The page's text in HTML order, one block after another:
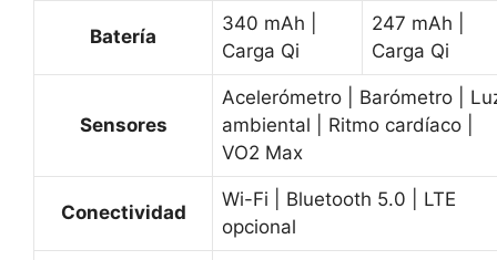
Batería
340 mAh |
Carga Qi
247 mAh |
Carga Qi
Sensores
Acelerómetro | Barómetro |
ambiental | Ritmo cardíaco |
VO2 Max
Conectividad
Wi-Fi | Bluetooth 5.0 | LTE
opcional